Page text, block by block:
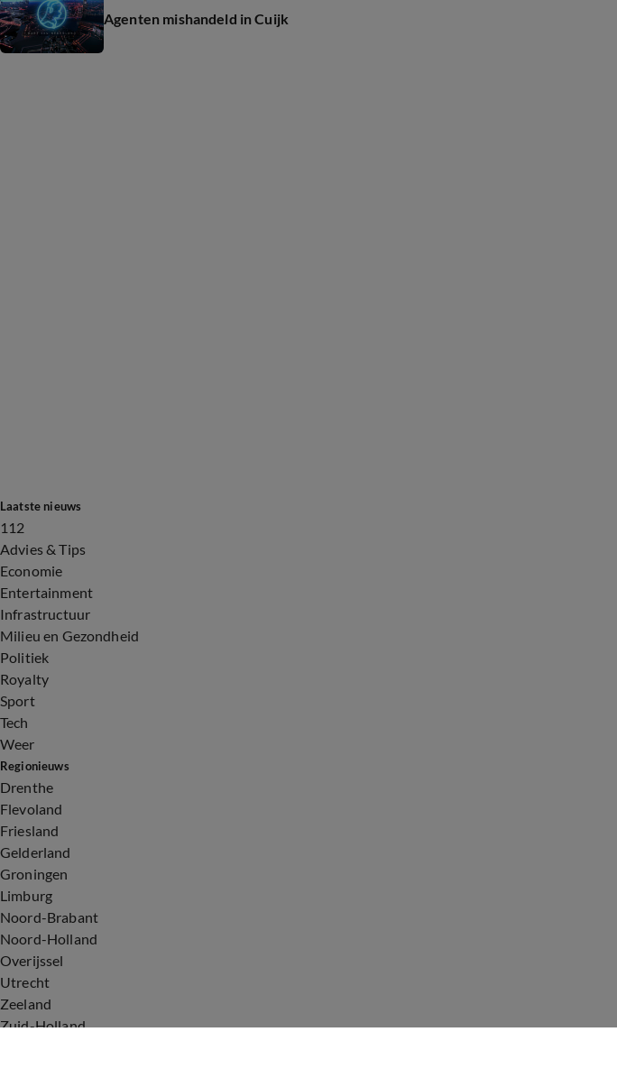
Agenten mishandeld in Cuijk
Laatste nieuws
112
Advies & Tips
Economie
Entertainment
Infrastructuur
Milieu en Gezondheid
Politiek
Royalty
Sport
Tech
Weer
Regionieuws
Drenthe
Flevoland
Friesland
Gelderland
Groningen
Limburg
Noord-Brabant
Noord-Holland
Overijssel
Utrecht
Zeeland
Zuid-Holland